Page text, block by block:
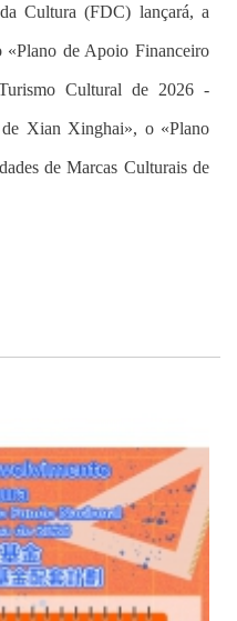
Cultura (FDC) lançará, a
de Apoio Financeiro
Cultural de 2026 -
Xian Xinghai», o «Plano
de Marcas Culturais de